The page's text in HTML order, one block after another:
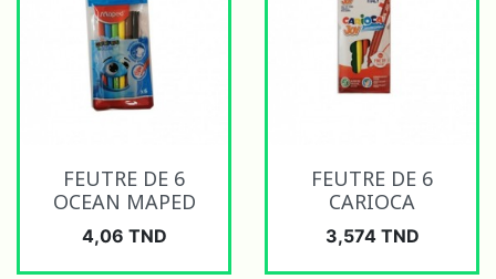
FEUTRE DE 6
OCEAN MAPED
Prix
4,06 TND
FEUTRE DE 6
CARIOCA
Prix
3,574 TND